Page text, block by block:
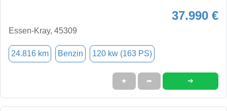
37.990 €
Essen-Kray, 45309
24.816 km Benzin 120 kw (163 PS)
★ ➦ ➜